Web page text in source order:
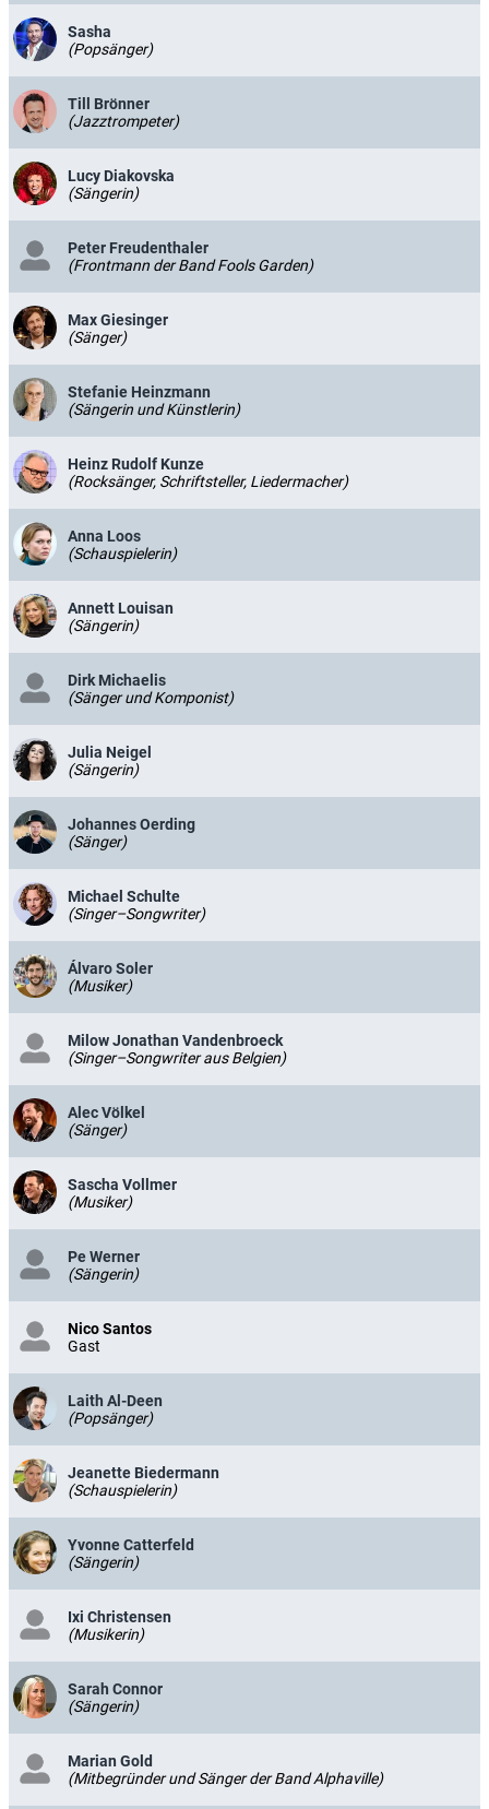
Sasha
(Popsänger)
Till Brönner
(Jazztrompeter)
Lucy Diakovska
(Sängerin)
Peter Freudenthaler
(Frontmann der Band Fools Garden)
Max Giesinger
(Sänger)
Stefanie Heinzmann
(Sängerin und Künstlerin)
Heinz Rudolf Kunze
(Rocksänger, Schriftsteller, Liedermacher)
Anna Loos
(Schauspielerin)
Annett Louisan
(Sängerin)
Dirk Michaelis
(Sänger und Komponist)
Julia Neigel
(Sängerin)
Johannes Oerding
(Sänger)
Michael Schulte
(Singer–Songwriter)
Álvaro Soler
(Musiker)
Milow Jonathan Vandenbroeck
(Singer–Songwriter aus Belgien)
Alec Völkel
(Sänger)
Sascha Vollmer
(Musiker)
Pe Werner
(Sängerin)
Nico Santos
Gast
Laith Al-Deen
(Popsänger)
Jeanette Biedermann
(Schauspielerin)
Yvonne Catterfeld
(Sängerin)
Ixi Christensen
(Musikerin)
Sarah Connor
(Sängerin)
Marian Gold
(Mitbegründer und Sänger der Band Alphaville)